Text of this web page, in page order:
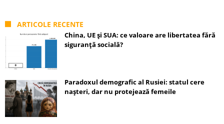
ARTICOLE RECENTE
China, UE și SUA: ce valoare are libertatea fără
siguranță socială?
Paradoxul demografic al Rusiei: statul cere
nașteri, dar nu protejează femeile